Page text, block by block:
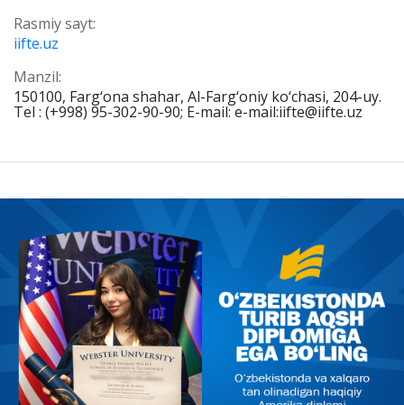
Rasmiy sayt:
iifte.uz
Manzil:
150100, Farg‘ona shahar, Al-Farg‘oniy ko‘chasi, 204-uy.
Tel : (+998) 95-302-90-90; E-mail: e-mail:iifte@iifte.uz